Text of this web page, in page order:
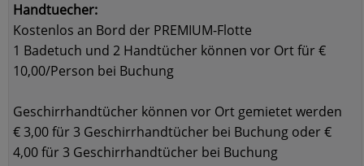
Handtuecher:
Kostenlos an Bord der PREMIUM-Flotte
1 Badetuch und 2 Handtücher können vor Ort für €
10,00/Person bei Buchung
Geschirrhandtücher können vor Ort gemietet werden
€ 3,00 für 3 Geschirrhandtücher bei Buchung oder €
4,00 für 3 Geschirrhandtücher bei Buchung